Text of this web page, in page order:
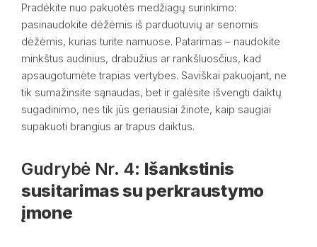
Pradėkite nuo pakuotės medžiagų surinkimo:
pasinaudokite dėžėmis iš parduotuvių ar senomis
dėžėmis, kurias turite namuose. Patarimas – naudokite
minkštus audinius, drabužius ar rankšluosčius, kad
apsaugotumėte trapias vertybes. Saviškai pakuojant, ne
tik sumažinsite sąnaudas, bet ir galėsite išvengti daiktų
sugadinimo, nes tik jūs geriausiai žinote, kaip saugiai
supakuoti brangius ar trapus daiktus.
Gudrybė Nr. 4: Išankstinis
susitarimas su perkraustymo
įmone